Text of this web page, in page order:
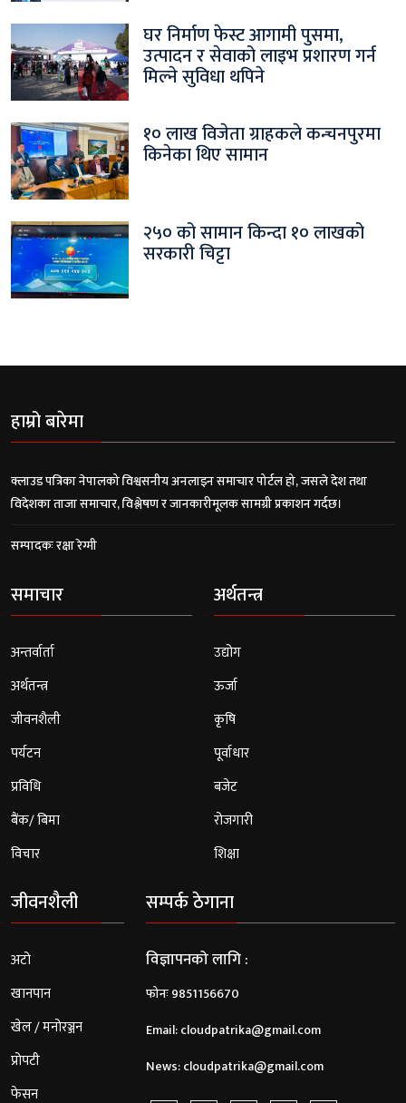
घर निर्माण फेस्ट आगामी पुसमा,
उत्पादन र सेवाको लाइभ प्रशारण गर्न
मिल्ने सुविधा थपिने
१० लाख विजेता ग्राहकले कन्चनपुरमा
किनेका थिए सामान
२५० को सामान किन्दा १० लाखको
सरकारी चिट्टा
हाम्रो बारेमा
क्लाउड पत्रिका नेपालको विश्वसनीय अनलाइन समाचार पोर्टल हो, जसले देश तथा
विदेशका ताजा समाचार, विश्लेषण र जानकारीमूलक सामग्री प्रकाशन गर्दछ।
सम्पादकः रक्षा रेग्मी
समाचार
अन्तर्वार्ता
अर्थतन्त्र
जीवनशैली
पर्यटन
प्रविधि
बैंक/ बिमा
विचार
अर्थतन्त्र
उद्योग
ऊर्जा
कृषि
पूर्वाधार
बजेट
रोजगारी
शिक्षा
जीवनशैली
अटो
खानपान
खेल / मनोरञ्जन
प्रोपटी
फेसन
सम्पर्क ठेगाना
विज्ञापनको लागि :
फोनः 9851156670
Email:cloudpatrika@gmail.com
News:cloudpatrika@gmail.com